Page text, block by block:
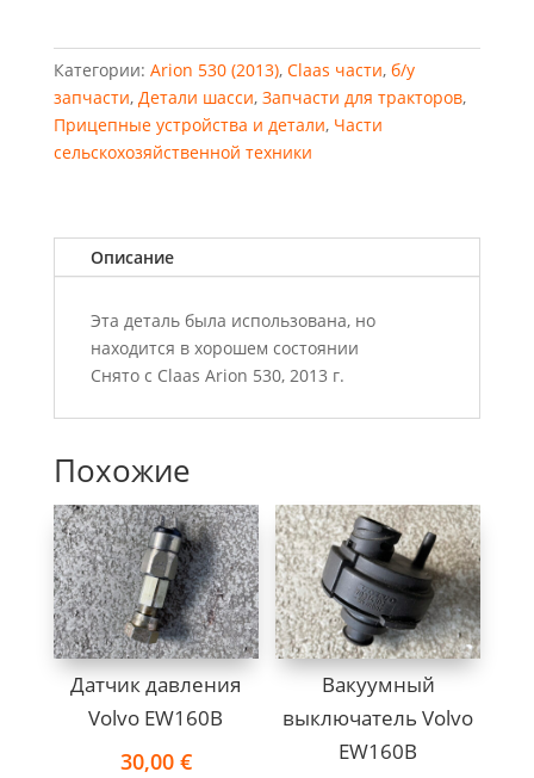
Категории: Arion 530 (2013), Claas части, б/у
запчасти, Детали шасси, Запчасти для тракторов,
Прицепные устройства и детали, Части
сельскохозяйственной техники
Описание
Эта деталь была использована, но
находится в хорошем состоянии
Снято с Claas Arion 530, 2013 г.
Похожие
Датчик давления
Volvo EW160B
30,00 €
Вакуумный
выключатель Volvo
EW160B